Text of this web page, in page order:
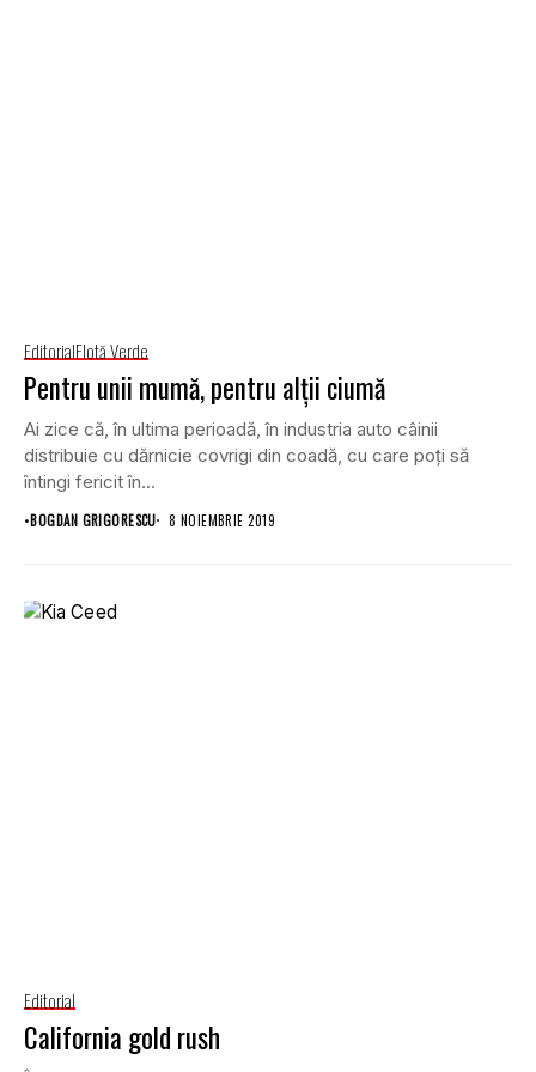
EditorialFlotă Verde
Pentru unii mumă, pentru alții ciumă
Ai zice că, în ultima perioadă, în industria auto câinii
distribuie cu dărnicie covrigi din coadă, cu care poți să
întingi fericit în...
•BOGDAN GRIGORESCU 8 NOIEMBRIE 2019
Editorial
California gold rush